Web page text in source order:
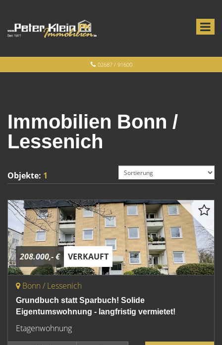
02687 / 91600
Immobilien Bonn /
Lessenich
Objekte: 1
208.000,- € VERKAUFT
Bonn / Lessenich
Grundbuch statt Sparbuch! Solide
Eigentumswohnung - langfristig vermietet!
Etagenwohnung